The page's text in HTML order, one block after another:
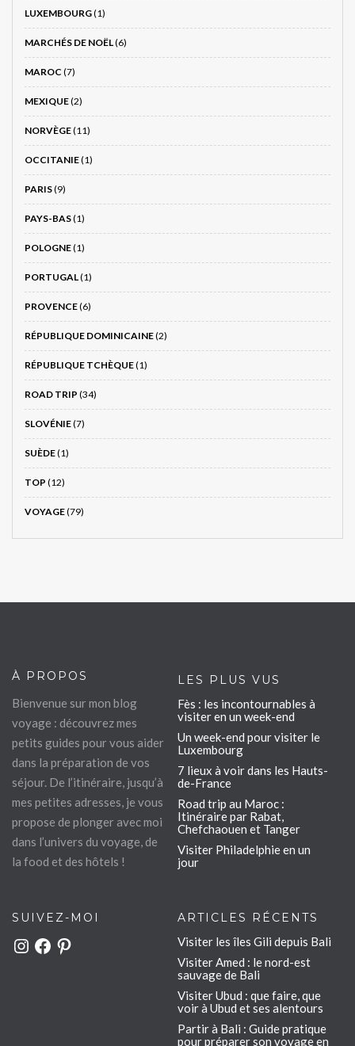
LUXEMBOURG(1)
MARCHÉS DE NOËL(6)
MAROC (7)
MEXIQUE(2)
NORVÈGE(11)
OCCITANIE(1)
PARIS(9)
PAYS-BAS(1)
POLOGNE(1)
PORTUGAL(1)
PROVENCE(6)
RÉPUBLIQUE DOMINICAINE(2)
RÉPUBLIQUE TCHÈQUE(1)
ROAD TRIP (34)
SLOVÉNIE(7)
SUÈDE(1)
TOP (12)
VOYAGE(79)
À PROPOS
Bienvenue sur mon blog
voyage : découvrez mes
petits guides pour vous aider
dans la préparation de vos
séjour. De l’itinéraire, jusqu’à
mes petites adresses, je vous
propose de plonger avec moi
dans l’univers du voyage, de
la food et des hôtels !
LES PLUS VUS
Fès : les incontournables à
visiter en un week-end
Un week-end pour visiter le
Luxembourg
7 lieux à voir dans les Hauts-
de-France
Road trip au Maroc :
Itinéraire par Rabat,
Chefchaouen et Tanger
Visiter Philadelphie en un
jour
SUIVEZ-MOI
Instagram
FacebookPinterest
ARTICLES RÉCENTS
Visiter les îles Gili depuis Bali
Visiter Amed : le nord-est
sauvage de Bali
Visiter Ubud : que faire, que
voir à Ubud et ses alentours
Partir à Bali : Guide pratique
pour préparer son voyage en